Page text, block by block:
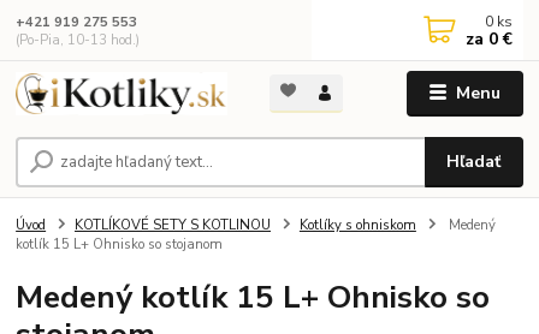
Menu
Hľadať
+421 919 275 553
(Po-Pia, 10-13 hod.)
0 ks
za 0 €
Úvod KOTLÍKOVÉ SETY S KOTLINOU Kotlíky s ohniskom
Medený
kotlík 15 L+ Ohnisko so stojanom
Medený kotlík 15 L+ Ohnisko so